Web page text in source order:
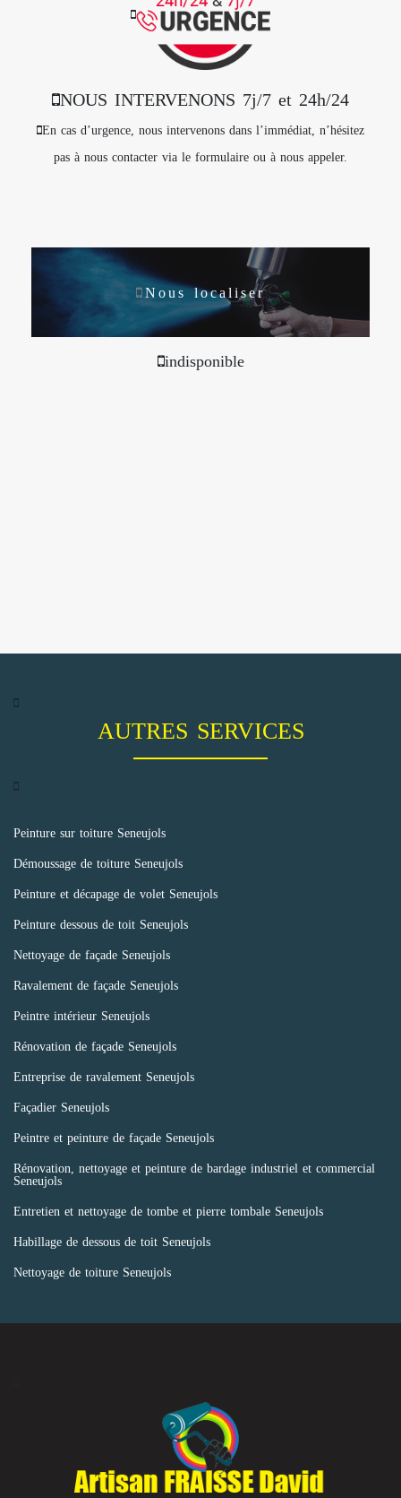
NOUS INTERVENONS 7j/7 et 24h/24
En cas d’urgence, nous intervenons dans l’immédiat, n’hésitez
pas à nous contacter via le formulaire ou à nous appeler.
Nous localiser
indisponible
AUTRES SERVICES
Peinture sur toiture Seneujols
Démoussage de toiture Seneujols
Peinture et décapage de volet Seneujols
Peinture dessous de toit Seneujols
Nettoyage de façade Seneujols
Ravalement de façade Seneujols
Peintre intérieur Seneujols
Rénovation de façade Seneujols
Entreprise de ravalement Seneujols
Façadier Seneujols
Peintre et peinture de façade Seneujols
Rénovation, nettoyage et peinture de bardage industriel et commercial
Seneujols
Entretien et nettoyage de tombe et pierre tombale Seneujols
Habillage de dessous de toit Seneujols
Nettoyage de toiture Seneujols